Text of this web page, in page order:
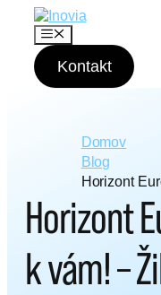
M
e
n
u
Kontakt
Domov
Blog
Horizont
Horizont
k vám! –